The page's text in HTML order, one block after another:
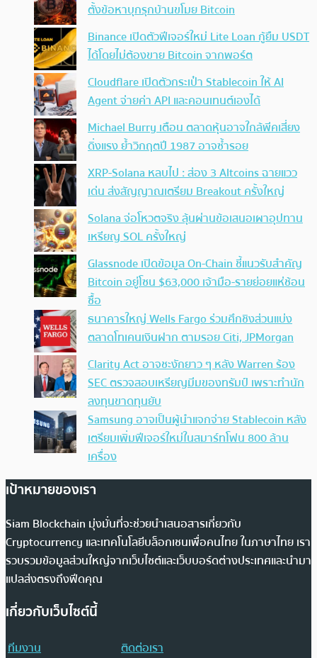
ตั้งข้อหาบุกรุกบ้านขโมย Bitcoin
Binance เปิดตัวฟีเจอร์ใหม่ Lite Loan กู้ยืม USDT
ได้โดยไม่ต้องขาย Bitcoin จากพอร์ต
Cloudflare เปิดตัวกระเป๋า Stablecoin ให้ AI
Agent จ่ายค่า API และคอนเทนต์เองได้
Michael Burry เตือน ตลาดหุ้นอาจใกล้พีคเสี่ยง
ดิ่งแรง ย้ำวิกฤตปี 1987 อาจซ้ำรอย
XRP-Solana หลบไป : ส่อง 3 Altcoins ฉายแวว
เด่น ส่งสัญญาณเตรียม Breakout ครั้งใหญ่
Solana จ่อโหวตจริง ลุ้นผ่านข้อเสนอเผาอุปทาน
เหรียญ SOL ครั้งใหญ่
Glassnode เปิดข้อมูล On-Chain ชี้แนวรับสำคัญ
Bitcoin อยู่โซน $63,000 เจ้ามือ-รายย่อยแห่ช้อน
ซื้อ
ธนาคารใหญ่ Wells Fargo ร่วมศึกชิงส่วนแบ่ง
ตลาดโทเคนเงินฝาก ตามรอย Citi, JPMorgan
Clarity Act อาจชะงักยาว ๆ หลัง Warren ร้อง
SEC ตรวจสอบเหรียญมีมของทรัมป์ เพราะทำนัก
ลงทุนขาดทุนยับ
Samsung อาจเป็นผู้นำแจกจ่าย Stablecoin หลัง
เตรียมเพิ่มฟีเจอร์ใหม่ในสมาร์ทโฟน 800 ล้าน
เครื่อง
เป้าหมายของเรา
Siam Blockchain มุ่งมั่นที่จะช่วยนำเสนอสารเกี่ยวกับ
Cryptocurrency และเทคโนโลยีบล็อกเชนเพื่อคนไทย ในภาษาไทย เรา
รวบรวมข้อมูลส่วนใหญ่จากเว็บไซต์และเว็บบอร์ดต่างประเทศและนำมา
แปลส่งตรงถึงฟีดคุณ
เกี่ยวกับเว็บไซต์นี้
ทีมงาน
ติดต่อเรา